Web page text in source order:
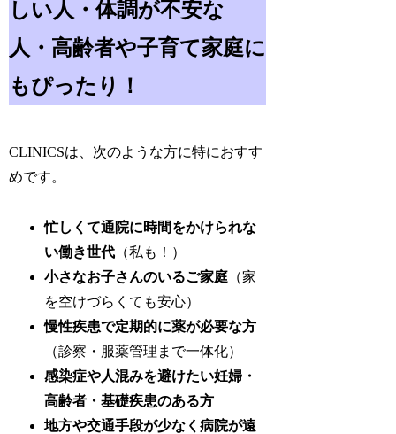
しい人・体調が不安な
人・高齢者や子育て家庭に
もぴったり！
CLINICSは、次のような方に特におすす
めです。
忙しくて通院に時間をかけられな
い働き世代 （私も！）
小さなお子さんのいるご家庭 （家
を空けづらくても安心）
慢性疾患で定期的に薬が必要な方
（診察・服薬管理まで一体化）
感染症や人混みを避けたい妊婦・
高齢者・基礎疾患のある方
地方や交通手段が少なく病院が遠